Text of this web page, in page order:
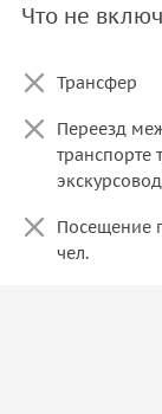
Что не
Трансфер
Переезд
транспорте
Посещение
чел.